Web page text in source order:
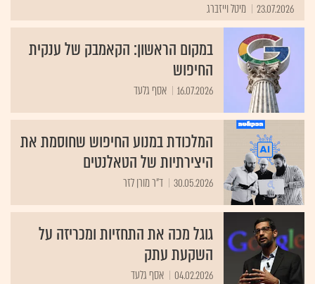
23.07.2026 מיטל וייזברג
במקום הראשון: הקאמבק של ענקית
החיפוש
16.07.2026 אסף גלעד
המלכודת במנוע החיפוש שחוסמת את
היצירתיות של הטאלנטים
30.05.2026 ד״ר מורן לזר
גוגל מכה את התחזיות ומכריזה על
השקעת עתק
04.02.2026 אסף גלעד